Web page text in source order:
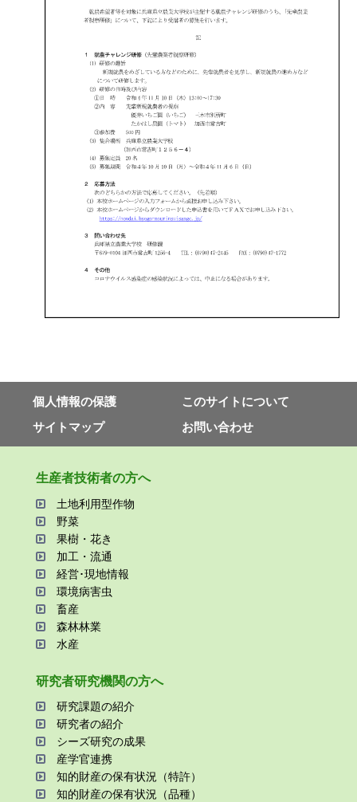
個⼈情報の保護
このサイトについて
サイトマップ
お問い合わせ
⽣産者技術者の⽅へ
⼟地利⽤型作物
野菜
果樹・花き
加⼯・流通
経営･現地情報
環境病害⾍
畜産
森林林業
⽔産
研究者研究機関の⽅へ
研究課題の紹介
研究者の紹介
シーズ研究の成果
産学官連携
知的財産の保有状況（特許）
知的財産の保有状況（品種）